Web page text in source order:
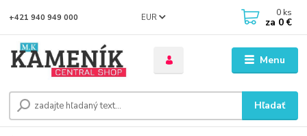
Menu
EUR
Hľadať
+421 940 949 000 0 ks
za 0 €